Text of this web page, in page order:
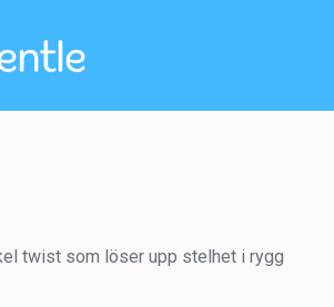
twist som löser upp stelhet i rygg